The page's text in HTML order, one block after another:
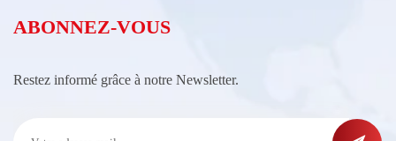
ABONNEZ-VOUS
Restez informé grâce à notre Newsletter.